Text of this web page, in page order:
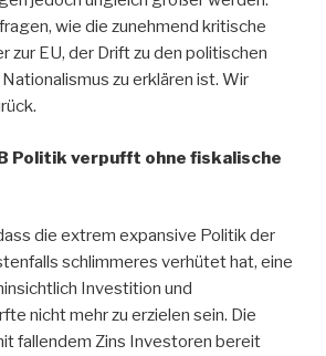
wie die zunehmend kritische
zur EU, der Drift zu den politischen
Nationalismus zu erklären ist. Wir
Politik verpufft ohne fiskalische
die extrem expansive Politik der
schlimmeres verhütet hat, eine
Investition und
nicht mehr zu erzielen sein. Die
fallendem Zins Investoren bereit